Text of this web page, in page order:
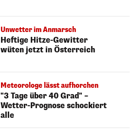
Unwetter im Anmarsch
Heftige Hitze-Gewitter
wüten jetzt in Österreich
Meteorologe lässt aufhorchen
"3 Tage über 40 Grad" –
Wetter-Prognose schockiert
alle